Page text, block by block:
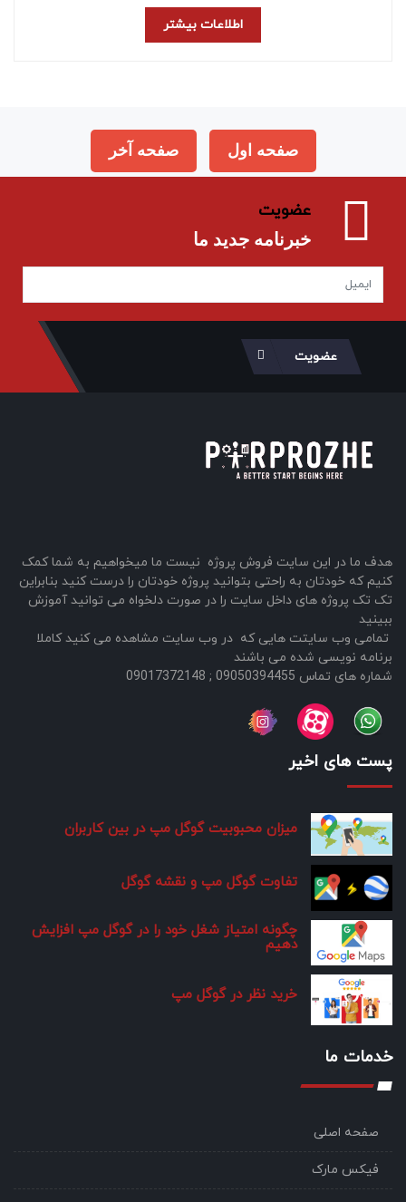
اطلاعات بیشتر
صفحه اول صفحه آخر
عضویت
خبرنامه جدید ما
عضویت
هدف ما در این سایت فروش پروژه نیست ما میخواهیم به شما کمک
کنیم که خودتان به راحتی بتوانید پروژه خودتان را درست کنید بنابراین
تک تک پروژه های داخل سایت را در صورت دلخواه می توانید آموزش
ببینید
تمامی وب سایتت هایی که در وب سایت مشاهده می کنید کاملا
برنامه نویسی شده می باشند
شماره های تماس 09050394455 ; 09017372148
پست های اخیر
میزان محبوبیت گوگل مپ در بین کاربران
تفاوت گوگل مپ و نقشه گوگل
چگونه امتیاز شغل خود را در گوگل مپ افزایش
دهیم
خرید نظر در گوگل مپ
خدمات ما
صفحه اصلی
فیکس مارک